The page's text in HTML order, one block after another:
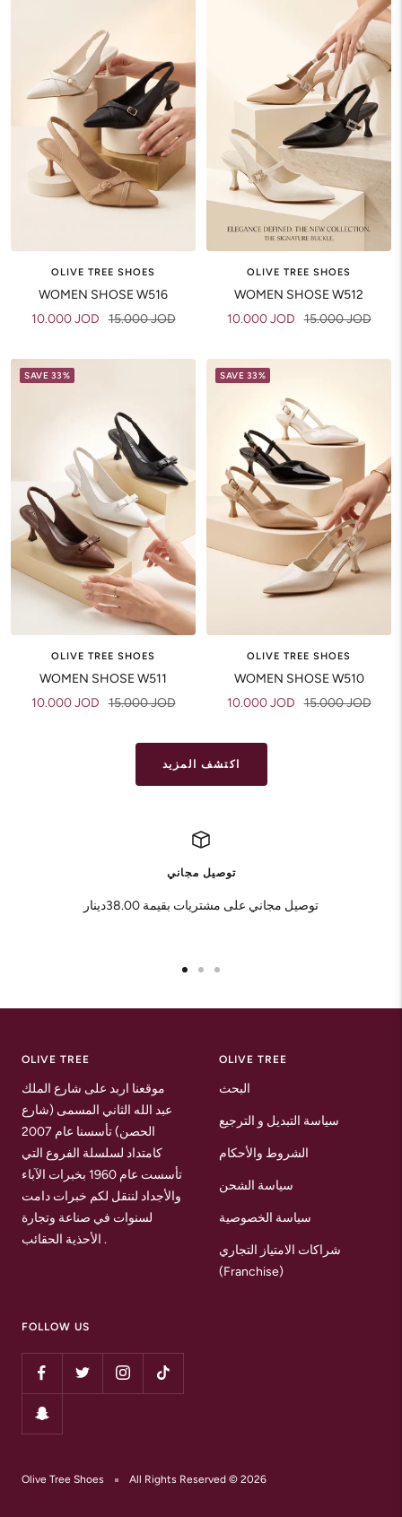
OLIVE TREE SHOES
WOMEN SHOSE W516
Sale
10.000 JOD Regular
15.000 JOD
OLIVE TREE SHOES
WOMEN SHOSE W512
Sale
10.000 JOD Regular
15.000 JOD
SAVE 33%
OLIVE TREE SHOES
WOMEN SHOSE W511
Sale
10.000 JOD Regular
15.000 JOD
SAVE 33%
OLIVE TREE SHOES
WOMEN SHOSE W510
Sale
10.000 JOD Regular
15.000 JOD
اكتشف المزيد
توصيل مجاني
توصيل مجاني على مشتريات بقيمة 38.00دينار
OLIVE TREE
موقعنا اربد على شارع الملك
عبد الله الثاني المسمى (شارع
الحصن) تأسسنا عام 2007
كامتداد لسلسلة الفروع التي
تأسست عام 1960 بخبرات الآباء
والأجداد لننقل لكم خبرات دامت
لسنوات في صناعة وتجارة
الأحذية الحقائب .
OLIVE TREE
البحث
سياسة التبديل و الترجيع
الشروط والأحكام
سياسة الشحن
سياسة الخصوصية
شراكات الامتياز التجاري
(Franchise)
FOLLOW US
Olive Tree Shoes All Rights Reserved © 2026